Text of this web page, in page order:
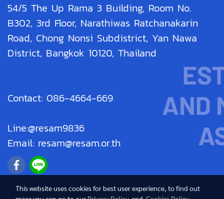
54/5 The Up Rama 3 Building, Room No.
B302, 3rd Floor, Narathiwas Ratchanakarin
Road, Chong Nonsi Subdistrict, Yan Nawa
District, Bangkok 10120, Thailand
Contact: 086-4664-669
Line:@resam9836
Email: resam@resam.or.th
This website uses cookies for best user experience, to find out